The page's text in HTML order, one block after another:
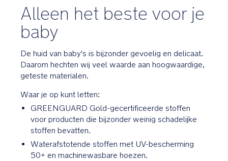
Alleen het beste voor je
baby
De huid van baby's is bijzonder gevoelig en delicaat.
Daarom hechten wij veel waarde aan hoogwaardige,
geteste materialen.
Waar je op kunt letten:
GREENGUARD Gold-gecertificeerde stoffen
voor producten die bijzonder weinig schadelijke
stoffen bevatten.
Waterafstotende stoffen met UV-bescherming
50+ en machinewasbare hoezen.